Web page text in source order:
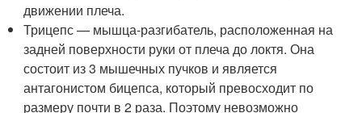
движении плеча.
Трицепс — мышца-разгибатель, расположенная на
задней поверхности руки от плеча до локтя. Она
состоит из 3 мышечных пучков и является
антагонистом бицепса, который превосходит по
размеру почти в 2 раза. Поэтому невозможно